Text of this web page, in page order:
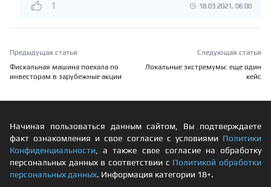
1 18.03.2021, 06:00
Предыдущая статья
Фискальная машина поехала по
инвесторам в зарубежные акции
Следующая статья
Локальные экстремумы: еще один
кейс
Начиная пользоваться данным сайтом, Вы подтверждаете
факт ознакомления и свое согласие с условиями Политики
Конфиденциальности, а также свое согласие на обработку
персональных данных в соответствии с Политикой обработки
персональных данных. Информация категории 18+.